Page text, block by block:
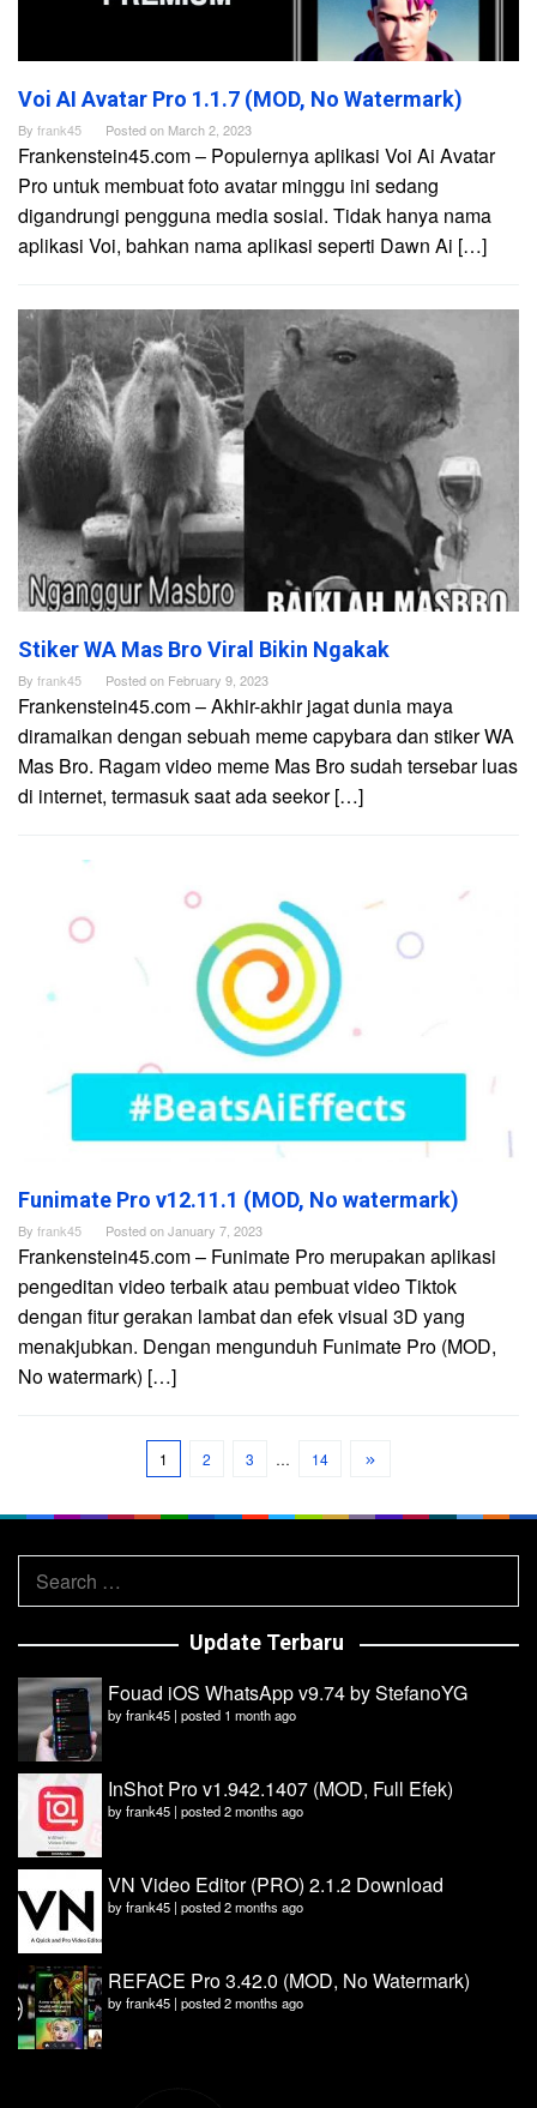
Voi AI Avatar Pro 1.1.7 (MOD, No Watermark)
By frank45 Posted on March 2, 2023
Frankenstein45.com – Populernya aplikasi Voi Ai Avatar
Pro untuk membuat foto avatar minggu ini sedang
digandrungi pengguna media sosial. Tidak hanya nama
aplikasi Voi, bahkan nama aplikasi seperti Dawn Ai […]
Stiker WA Mas Bro Viral Bikin Ngakak
By frank45 Posted on February 9, 2023
Frankenstein45.com – Akhir-akhir jagat dunia maya
diramaikan dengan sebuah meme capybara dan stiker WA
Mas Bro. Ragam video meme Mas Bro sudah tersebar luas
di internet, termasuk saat ada seekor […]
Funimate Pro v12.11.1 (MOD, No watermark)
By frank45 Posted onJanuary 7, 2023
Frankenstein45.com – Funimate Pro merupakan aplikasi
pengeditan video terbaik atau pembuat video Tiktok
dengan fitur gerakan lambat dan efek visual 3D yang
menakjubkan. Dengan mengunduh Funimate Pro (MOD,
No watermark) […]
1 2 3 … 14
Search
for:
Update Terbaru
Fouad iOS WhatsApp v9.74 by StefanoYG
byfrank45 | posted 1 month ago
InShot Pro v1.942.1407 (MOD, Full Efek)
byfrank45 | posted 2 months ago
VN Video Editor (PRO) 2.1.2 Download
byfrank45 | posted 2 months ago
REFACE Pro 3.42.0 (MOD, No Watermark)
byfrank45 | posted 2 months ago